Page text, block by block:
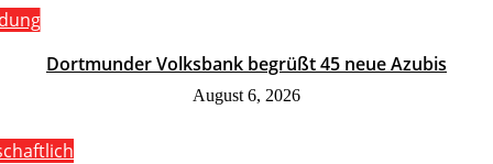
Dortmunder Volksbank begrüßt 45 neue Azubis
August 6, 2026